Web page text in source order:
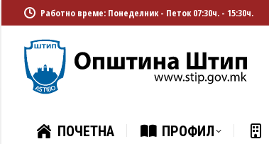
Работно време: Понеделник - Петок 07:30ч. - 15:30ч.
ПОЧЕТНА ПРОФИЛ
ПОЧЕТНА ПРОФИЛ